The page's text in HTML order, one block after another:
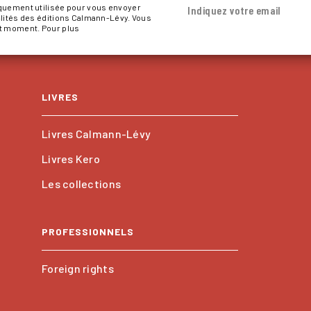
utilisée pour vous envoyer
des éditions Calmann-Lévy. Vous
moment. Pour plus
Indiquez votre email
LIVRES
Livres Calmann-Lévy
Livres Kero
Les collections
PROFESSIONNELS
Foreign rights